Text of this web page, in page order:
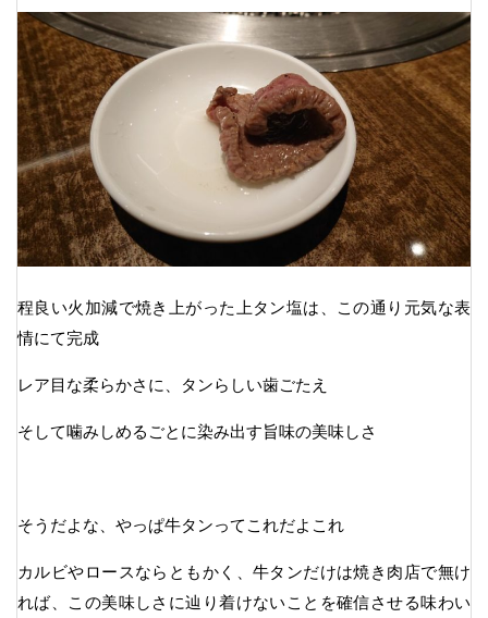
程良い火加減で焼き上がった上タン塩は、この通り元気な表
情にて完成
レア目な柔らかさに、タンらしい歯ごたえ
そして噛みしめるごとに染み出す旨味の美味しさ
そうだよな、やっぱ牛タンってこれだよこれ
カルビやロースならともかく、牛タンだけは焼き肉店で無け
れば、この美味しさに辿り着けないことを確信させる味わい